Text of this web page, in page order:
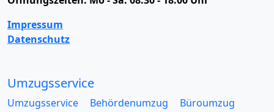
Impressum
Datenschutz
Umzugsservice
Umzugsservice Behördenumzug
Büroumzug